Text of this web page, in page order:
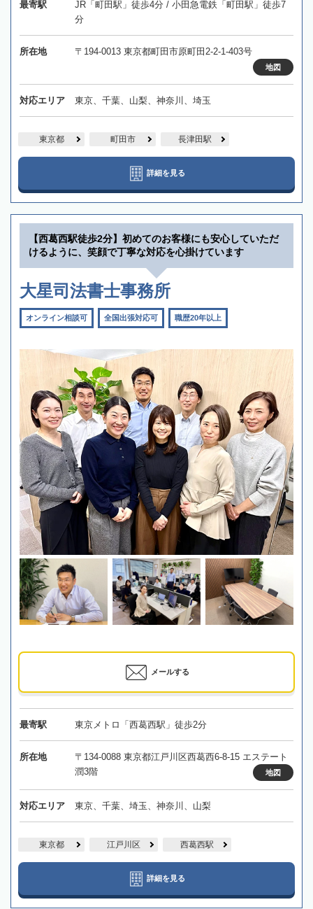
最寄駅
JR「町田駅」徒歩4分 / 小田急電鉄「町田駅」徒歩7
分
所在地 〒194-0013 東京都町田市原町田2-2-1-403号
地図
対応エリア 東京、千葉、山梨、神奈川、埼玉
東京都 町田市 長津田駅
詳細を見る
【西葛西駅徒歩2分】初めてのお客様にも安心していただ
けるように、笑顔で丁寧な対応を心掛けています
大星司法書士事務所
オンライン相談可 全国出張対応可 職歴20年以上
メールする
最寄駅 東京メトロ「西葛西駅」徒歩2分
所在地
〒134-0088 東京都江戸川区西葛西6-8-15 エステート
潤3階
地図
対応エリア 東京、千葉、埼玉、神奈川、山梨
東京都 江戸川区 西葛西駅
詳細を見る